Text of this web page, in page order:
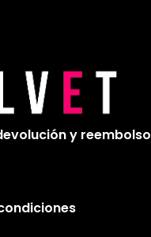
y reembolso